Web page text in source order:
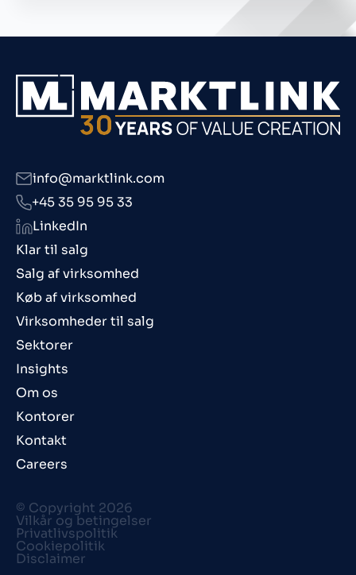
Klar til salg
Salg af virksomhed
Køb af virksomhed
Virksomheder til salg
Sektorer
Insights
Om os
Kontorer
Kontakt
Careers
info@marktlink.com
+45 35 95 95 33
LinkedIn
© Copyright 2026
Vilkår og betingelser
Privatlivspolitik
Cookiepolitik
Disclaimer